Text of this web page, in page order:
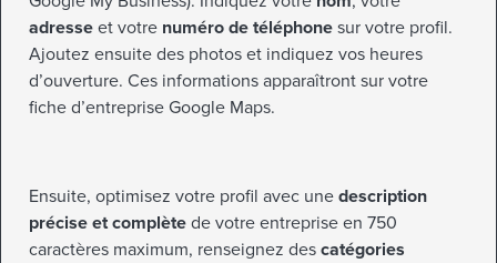
adresse et votre numéro de téléphone sur votre profil.
Ajoutez ensuite des photos et indiquez vos heures
d’ouverture. Ces informations apparaîtront sur votre
fiche d’entreprise Google Maps.
Ensuite, optimisez votre profil avec une description
précise et complète de votre entreprise en 750
caractères maximum, renseignez des catégories